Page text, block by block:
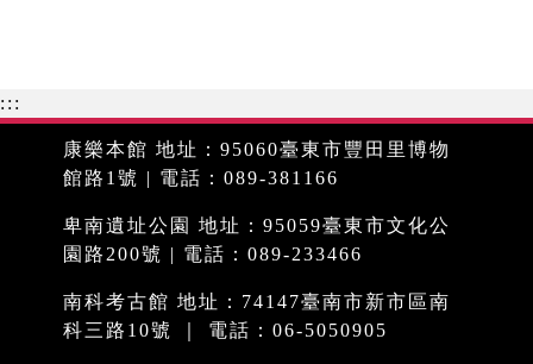
:::
康樂本館 地址：95060臺東市豐田里博物
館路1號 | 電話：089-381166
卑南遺址公園 地址：95059臺東市文化公
園路200號 | 電話：089-233466
南科考古館 地址：74147臺南市新市區南
科三路10號 ｜ 電話：06-5050905